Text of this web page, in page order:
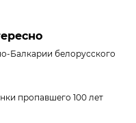
Балкарии белорусского
пропавшего 100 лет